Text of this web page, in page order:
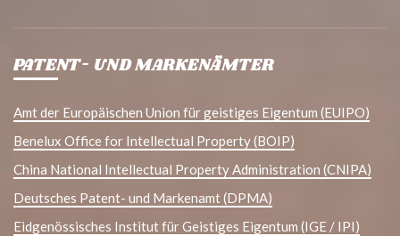
PATENT- UND MARKENÄMTER
Amt der Europäischen Union für geistiges Eigentum (EUIPO)
Benelux Office for Intellectual Property (BOIP)
China National Intellectual Property Administration (CNIPA)
Deutsches Patent- und Markenamt (DPMA)
Eidgenössisches Institut für Geistiges Eigentum (IGE / IPI)